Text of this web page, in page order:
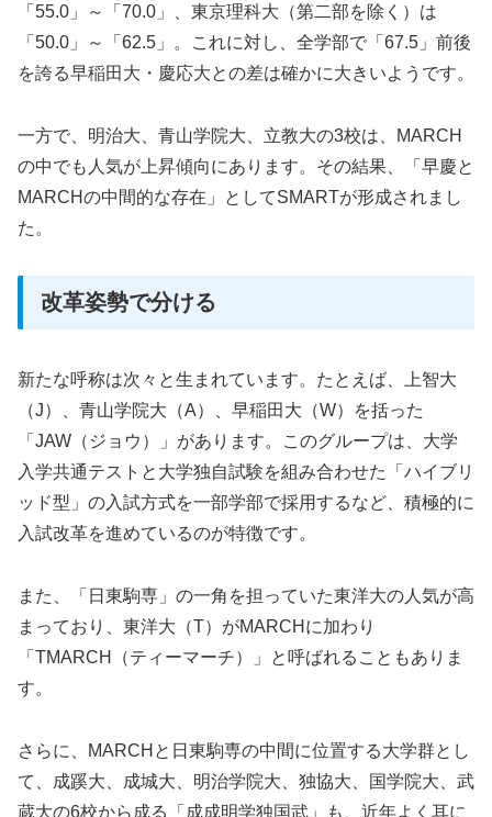
「55.0」～「70.0」、東京理科大（第二部を除く）は
「50.0」～「62.5」。これに対し、全学部で「67.5」前後
を誇る早稲田大・慶応大との差は確かに大きいようです。
一方で、明治大、青山学院大、立教大の3校は、MARCH
の中でも人気が上昇傾向にあります。その結果、「早慶と
MARCHの中間的な存在」としてSMARTが形成されまし
た。
改革姿勢で分ける
新たな呼称は次々と生まれています。たとえば、上智大
（J）、青山学院大（A）、早稲田大（W）を括った
「JAW（ジョウ）」があります。このグループは、大学
入学共通テストと大学独自試験を組み合わせた「ハイブリ
ッド型」の入試方式を一部学部で採用するなど、積極的に
入試改革を進めているのが特徴です。
また、「日東駒専」の一角を担っていた東洋大の人気が高
まっており、東洋大（T）がMARCHに加わり
「TMARCH（ティーマーチ）」と呼ばれることもありま
す。
さらに、MARCHと日東駒専の中間に位置する大学群とし
て、成蹊大、成城大、明治学院大、独協大、国学院大、武
蔵大の6校から成る「成成明学独国武」も、近年よく耳に